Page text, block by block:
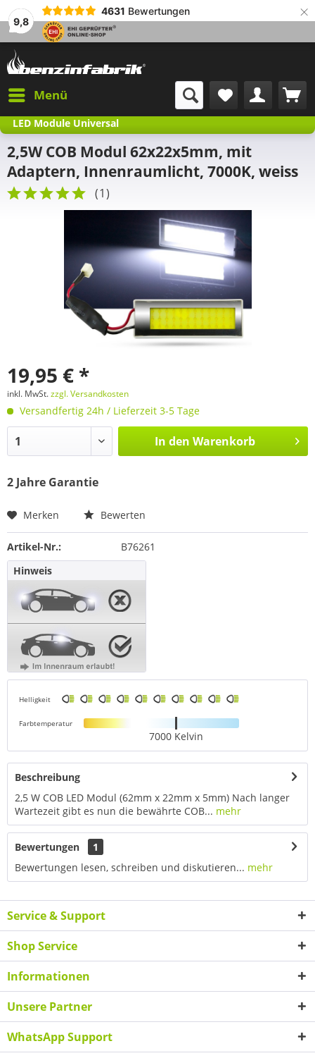
9,8
4631 Bewertungen ×
Menü
LED Module Universal
2,5W COB Modul 62x22x5mm, mit
Adaptern, Innenraumlicht, 7000K, weiss
(1)
19,95 € *
inkl. MwSt.zzgl. Versandkosten
Versandfertig 24h / Lieferzeit 3-5 Tage
In den Warenkorb
2 Jahre Garantie
Merken Bewerten
Artikel-Nr.:
B76261
Hinweis
Helligkeit
Farbtemperatur
7000 Kelvin
Beschreibung
2,5 W COB LED Modul (62mm x 22mm x 5mm) Nach langer
Wartezeit gibt es nun die bewährte COB... mehr
Bewertungen
1
Bewertungen lesen, schreiben und diskutieren... mehr
Service & Support
Shop Service
Informationen
Unsere Partner
WhatsApp Support